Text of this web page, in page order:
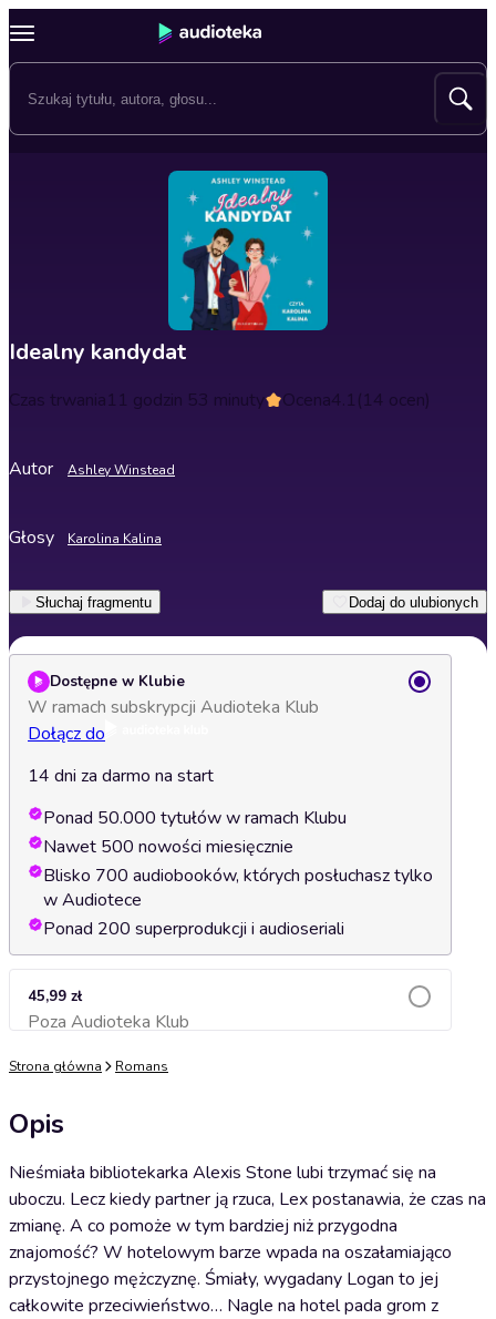
Idealny kandydat
Czas trwania11 godzin 53 minuty Ocena4.1(14 ocen)
Autor Ashley Winstead
Głosy Karolina Kalina
Słuchaj fragmentu Dodaj do ulubionych
Dostępne w Klubie
W ramach subskrypcji Audioteka Klub
Dołącz do
14 dni za darmo na start
Ponad 50.000 tytułów w ramach Klubu
Nawet 500 nowości miesięcznie
Blisko 700 audiobooków, których posłuchasz tylko
w Audiotece
Ponad 200 superprodukcji i audioseriali
45,99 zł
Poza Audioteka KlubDodaj do koszyka
Strona główna Romans
Opis
Nieśmiała bibliotekarka Alexis Stone lubi trzymać się na
uboczu. Lecz kiedy partner ją rzuca, Lex postanawia, że czas na
zmianę. A co pomoże w tym bardziej niż przygodna
znajomość? W hotelowym barze wpada na oszałamiająco
przystojnego mężczyznę. Śmiały, wygadany Logan to jej
całkowite przeciwieństwo… Nagle na hotel pada grom z